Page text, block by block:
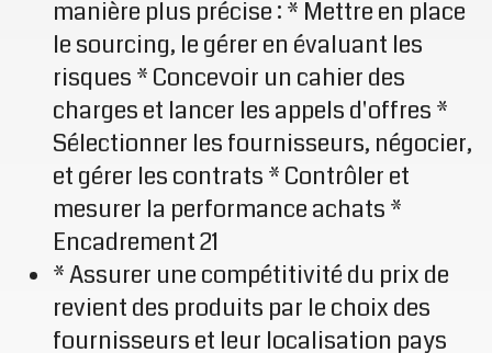
manière plus précise : * Mettre en place
le sourcing, le gérer en évaluant les
risques * Concevoir un cahier des
charges et lancer les appels d'offres *
Sélectionner les fournisseurs, négocier,
et gérer les contrats * Contrôler et
mesurer la performance achats *
Encadrement 21
* Assurer une compétitivité du prix de
revient des produits par le choix des
fournisseurs et leur localisation pays